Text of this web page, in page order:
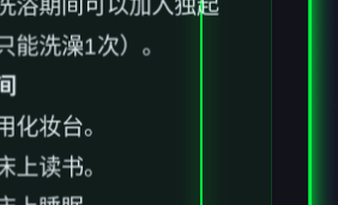
浴期间可以加入独起
能洗澡1次）。
化妆台。
上读书。